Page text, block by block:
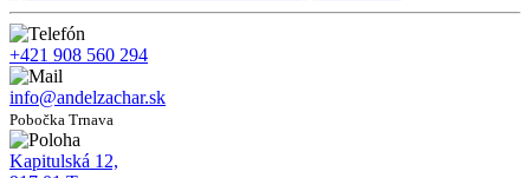
+421 908 560 294
info@andelzachar.sk
Pobočka Trnava
Kapitulská 12,